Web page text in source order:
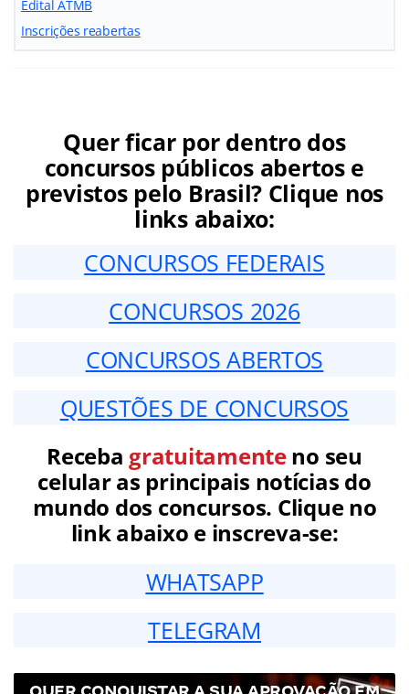
Edital ATMB
Inscrições reabertas
Quer ficar por dentro dos
concursos públicos abertos e
previstos pelo Brasil? Clique nos
links abaixo:
CONCURSOS FEDERAIS
CONCURSOS 2026
CONCURSOS ABERTOS
QUESTÕES DE CONCURSOS
Receba gratuitamenteno seu
celular as principais notícias do
mundo dos concursos. Clique no
link abaixo e inscreva-se:
WHATSAPP
TELEGRAM